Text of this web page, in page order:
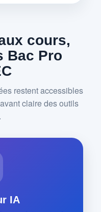
cours,
Bac Pro
restent accessibles
claire des outils
IA